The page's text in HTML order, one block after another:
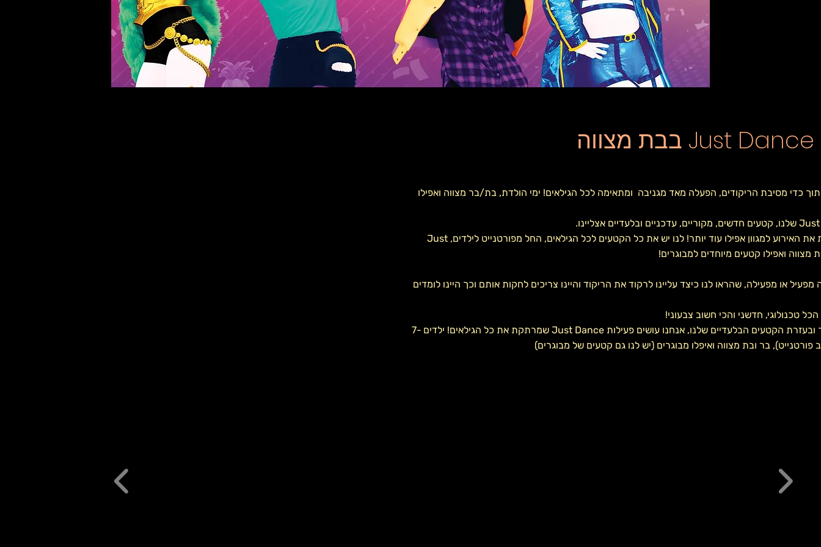
כדי מסיבת הריקודים, הפעלה מאד מגניבה ומתאימה לכל הגילאים! ימי הולדת, בת/בר מצווה ואפילו
אטרקציה שהופכת את האירוע למגוון אפילו עוד יותר! לנו יש את כל הקטעים לכל הגילאים, החל מפורטנייט לילדים, Just
מפעיל או מפעילה, שהראו לנו כיצד עליינו לרקוד את הריקוד והיינו צריכים לחקות אותם וכך היינו לומדים
בעזרת מקרן ומסך ובעזרת הקטעים הבלעדיים שלנו, אנחנו עושים פעילות Just Dance שמרתקת את כל הגילאים! ילדים 7-